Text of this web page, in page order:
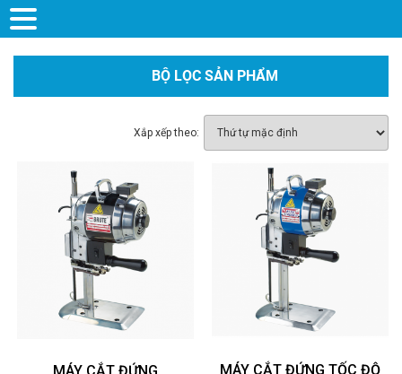
BỘ LỌC SẢN PHẨM
Xắp xếp theo:
MÁY CẮT ĐỨNG TỐC ĐỘ